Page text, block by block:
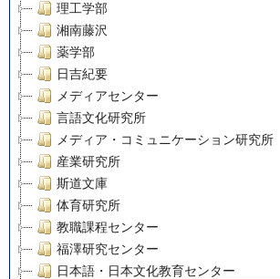
理工学部
湘南藤沢
薬学部
日吉紀要
メディアセンター
言語文化研究所
メディア・コミュニケーション研究所
産業研究所
斯道文庫
体育研究所
教職課程センター
福澤研究センター
日本語・日本文化教育センター